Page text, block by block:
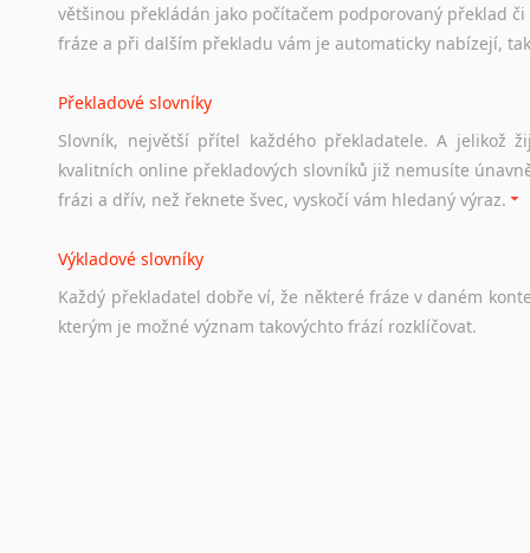
Soubor odkazů užitečných všem, kteří uvažují o studiu v
a zázemí, australské univerzity a samozřejmě i osobní
Práce v Austrálii
Odkazy poskytující cenné informace nekomerčního
hledat práci na internetu případně osobní zkušenosti
Hledáte-li
práci
stejná obecná pravidla, jako pro český životopis. Tak dost
většinou překládán jako počítačem podporovaný překlad
fráze a při dalším překladu vám je automaticky nabízejí,
Překladové slovníky
Slovník, největší přítel každého překladatele. A jelikož
kvalitních online překladových slovníků již nemusíte
frázi a dřív, než řeknete švec, vyskočí vám hledaný výraz.
Výkladové slovníky
Každý překladatel dobře ví, že některé fráze v daném
kterým je možné význam takovýchto frází rozklíčovat.